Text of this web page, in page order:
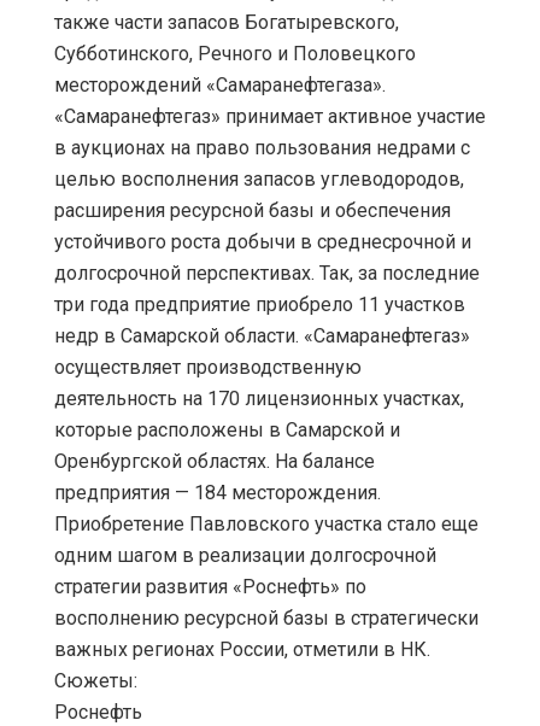
также части запасов Богатыревского,
Субботинского, Речного и Половецкого
месторождений «Самаранефтегаза».
«Самаранефтегаз» принимает активное участие
в аукционах на право пользования недрами с
целью восполнения запасов углеводородов,
расширения ресурсной базы и обеспечения
устойчивого роста добычи в среднесрочной и
долгосрочной перспективах. Так, за последние
три года предприятие приобрело 11 участков
недр в Самарской области. «Самаранефтегаз»
осуществляет производственную
деятельность на 170 лицензионных участках,
которые расположены в Самарской и
Оренбургской областях. На балансе
предприятия — 184 месторождения.
Приобретение Павловского участка стало еще
одним шагом в реализации долгосрочной
стратегии развития «Роснефть» по
восполнению ресурсной базы в стратегически
важных регионах России, отметили в НК.
Сюжеты:
Роснефть